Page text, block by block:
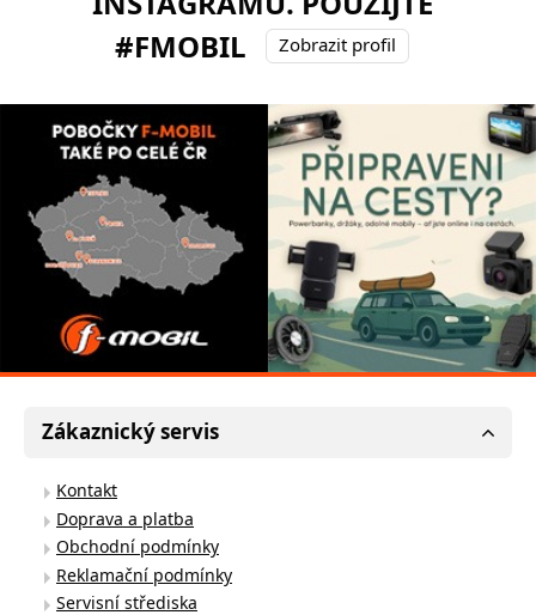
#FMOBIL
Zobrazit profil
Zákaznický servis
Kontakt
Doprava a platba
Obchodní podmínky
Reklamační podmínky
Servisní střediska